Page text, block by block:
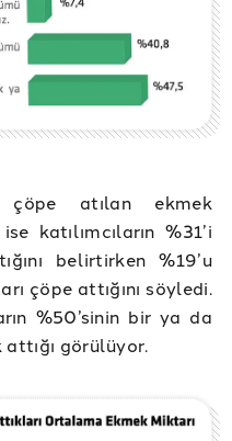
atılan ekmek
katılımcıların %31’i
belirtirken %19’u
çöpe attığını söyledi.
%50’sinin bir ya da
görülüyor.